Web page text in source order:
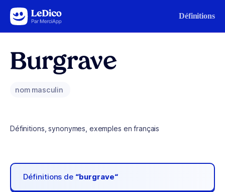
Aller au contenu Définitions
Burgrave
nom masculin
Définitions, synonymes, exemples en français
Définitions de “burgrave“